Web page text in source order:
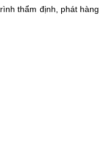
thẩm định, phát hàng